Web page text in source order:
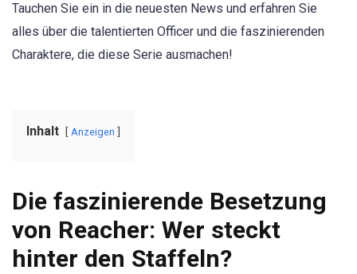
Tauchen Sie ein in die neuesten News und erfahren Sie
alles über die talentierten Officer und die faszinierenden
Charaktere, die diese Serie ausmachen!
Inhalt Anzeigen
Die faszinierende Besetzung
von Reacher: Wer steckt
hinter den Staffeln?